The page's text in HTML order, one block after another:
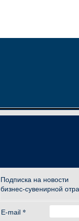
Подписка на новости
бизнес-сувенирной
E-mail *